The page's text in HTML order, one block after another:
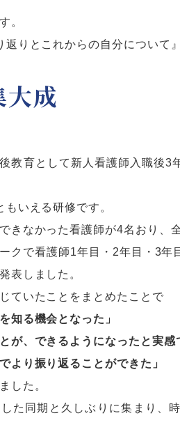
。
返りとこれからの自分について
成
教育として新人看護師入職後3
もいえる研修です。
きなかった看護師が4名おり、
クで看護師1年目・2年目・3年
表しました。
ていたことをまとめたことで
知る機会となった」
が、できるようになったと実感
より振り返ることができた」
した。
た同期と久しぶりに集まり、